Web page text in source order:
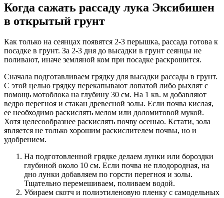
Когда сажать рассаду лука Эксибишен
в открытый грунт
Как только на сеянцах появятся 2-3 перышка, рассада готова к
посадке в грунт. За 2-3 дня до высадки в грунт сеянцы не
поливают, иначе земляной ком при посадке раскрошится.
Сначала подготавливаем грядку для высадки рассады в грунт.
С этой целью грядку перекапывают лопатой либо рыхлят с
помощь мотоблока на глубину 30 см. На 1 кв. м добавляют
ведро перегноя и стакан древесной золы. Если почва кислая,
ее необходимо раскислять мелом или доломитовой мукой.
Хотя целесообразнее раскислять почву осенью. Кстати, зола
является не только хорошим раскислителем почвы, но и
удобрением.
На подготовленной грядке делаем лунки или бороздки
глубиной около 10 см. Если почва не плодородная, на
дно лунки добавляем по горсти перегноя и золы.
Тщательно перемешиваем, поливаем водой.
Убираем скотч и полиэтиленовую пленку с самодельных